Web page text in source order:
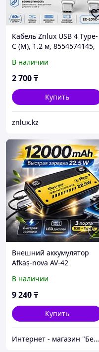
Кабель Znlux USB 4 Type-
C (M), 1.2 м, 8554574145,
В наличии
2 700₸
Купить
znlux.kz
Внешний аккумулятор
Afkas-nova AV-42
В наличии
9 240₸
Купить
Интернет - магазин "Безопасный Дом"